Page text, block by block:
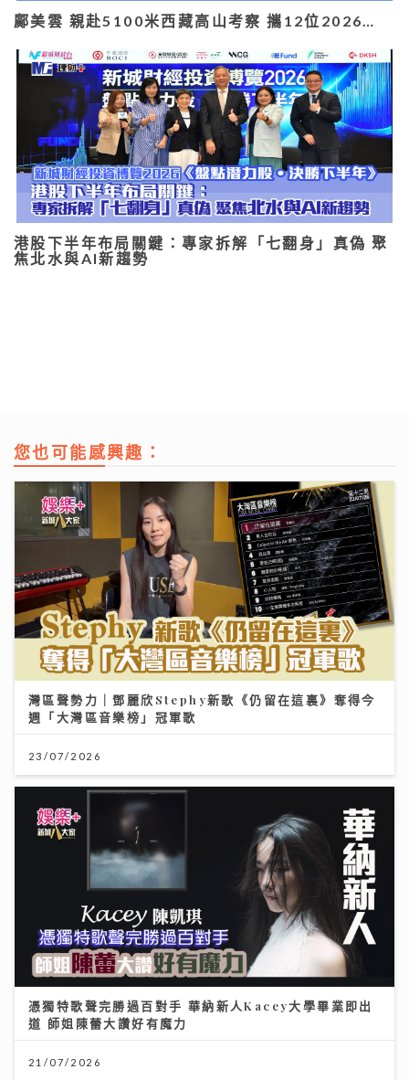
鄺美雲 親赴5100米西藏高山考察 攜12位2026…
港股下半年布局關鍵：專家拆解「七翻身」真偽 聚
焦北水與AI新趨勢
您也可能感興趣：
灣區聲勢力｜鄧麗欣Stephy新歌《仍留在這裏》奪得今
週「大灣區音樂榜」冠軍歌
23/07/2026
憑獨特歌聲完勝過百對手 華納新人Kacey大學畢業即出
道 師姐陳蕾大讚好有魔力
21/07/2026